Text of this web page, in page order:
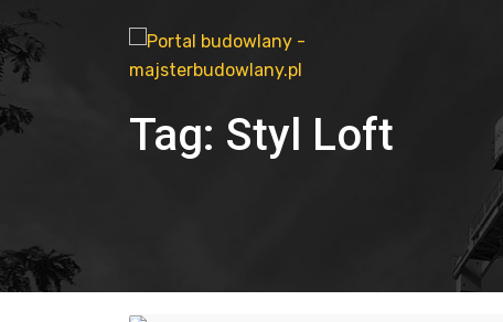
Tag: Styl Loft